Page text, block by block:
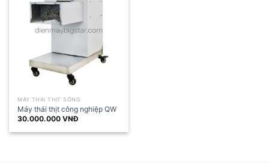
MÁY THÁI THỊT SỐNG
Máy thái thịt công nghiệp QW
30.000.000VNĐ